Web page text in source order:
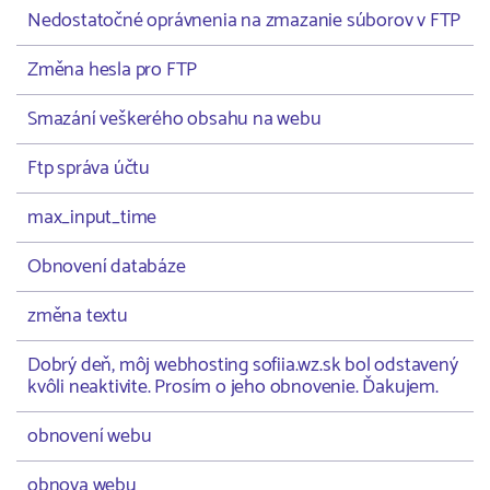
Nedostatočné oprávnenia na zmazanie súborov v FTP
Změna hesla pro FTP
Smazání veškerého obsahu na webu
Ftp správa účtu
max_input_time
Obnovení databáze
změna textu
Dobrý deň, môj webhosting sofiia.wz.sk bol odstavený
kvôli neaktivite. Prosím o jeho obnovenie. Ďakujem.
obnovení webu